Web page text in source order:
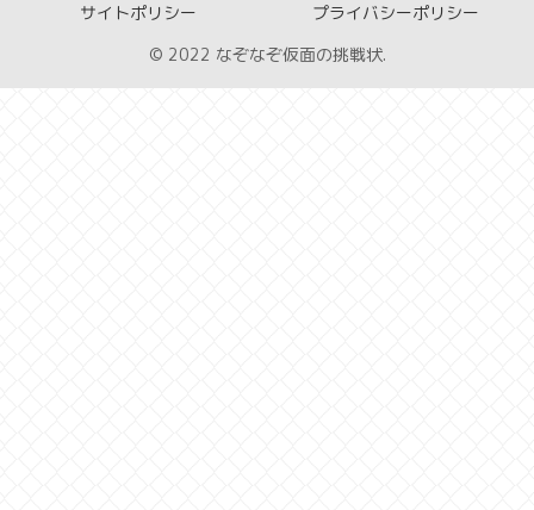
サイトポリシー
プライバシーポリシー
© 2022 なぞなぞ仮面の挑戦状.